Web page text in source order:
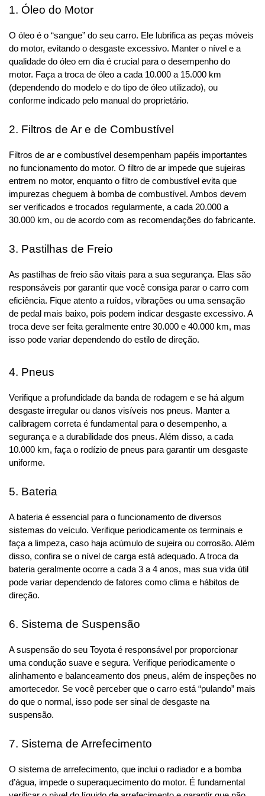
1. Óleo do Motor
O óleo é o “sangue” do seu carro. Ele lubrifica as peças móveis
do motor, evitando o desgaste excessivo. Manter o nível e a
qualidade do óleo em dia é crucial para o desempenho do
motor. Faça a troca de óleo a cada 10.000 a 15.000 km
(dependendo do modelo e do tipo de óleo utilizado), ou
conforme indicado pelo manual do proprietário.
2. Filtros de Ar e de Combustível
Filtros de ar e combustível desempenham papéis importantes
no funcionamento do motor. O filtro de ar impede que sujeiras
entrem no motor, enquanto o filtro de combustível evita que
impurezas cheguem à bomba de combustível. Ambos devem
ser verificados e trocados regularmente, a cada 20.000 a
30.000 km, ou de acordo com as recomendações do fabricante.
3. Pastilhas de Freio
As pastilhas de freio são vitais para a sua segurança. Elas são
responsáveis por garantir que você consiga parar o carro com
eficiência. Fique atento a ruídos, vibrações ou uma sensação
de pedal mais baixo, pois podem indicar desgaste excessivo. A
troca deve ser feita geralmente entre 30.000 e 40.000 km, mas
isso pode variar dependendo do estilo de direção.
4. Pneus
Verifique a profundidade da banda de rodagem e se há algum
desgaste irregular ou danos visíveis nos pneus. Manter a
calibragem correta é fundamental para o desempenho, a
segurança e a durabilidade dos pneus. Além disso, a cada
10.000 km, faça o rodízio de pneus para garantir um desgaste
uniforme.
5. Bateria
A bateria é essencial para o funcionamento de diversos
sistemas do veículo. Verifique periodicamente os terminais e
faça a limpeza, caso haja acúmulo de sujeira ou corrosão. Além
disso, confira se o nível de carga está adequado. A troca da
bateria geralmente ocorre a cada 3 a 4 anos, mas sua vida útil
pode variar dependendo de fatores como clima e hábitos de
direção.
6. Sistema de Suspensão
A suspensão do seu Toyota é responsável por proporcionar
uma condução suave e segura. Verifique periodicamente o
alinhamento e balanceamento dos pneus, além de inspeções no
amortecedor. Se você perceber que o carro está “pulando” mais
do que o normal, isso pode ser sinal de desgaste na
suspensão.
7. Sistema de Arrefecimento
O sistema de arrefecimento, que inclui o radiador e a bomba
d’água, impede o superaquecimento do motor. É fundamental